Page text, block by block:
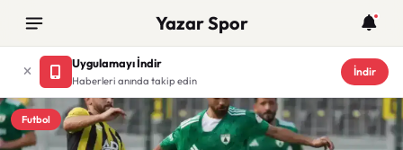
Yazar Spor
Uygulamayı İndir
Haberleri anında takip edin
İndir
Futbol